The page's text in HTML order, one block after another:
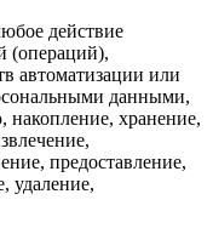
действие
(операций),
автоматизации или
данными,
накопление, хранение,
предоставление,
удаление,